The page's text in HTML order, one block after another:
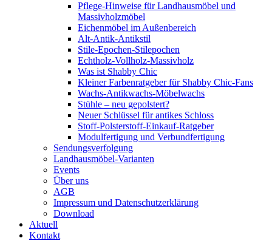
Pflege-Hinweise für Landhausmöbel und
Massivholzmöbel
Eichenmöbel im Außenbereich
Alt-Antik-Antikstil
Stile-Epochen-Stilepochen
Echtholz-Vollholz-Massivholz
Was ist Shabby Chic
Kleiner Farbenratgeber für Shabby Chic-Fans
Wachs-Antikwachs-Möbelwachs
Stühle – neu gepolstert?
Neuer Schlüssel für antikes Schloss
Stoff-Polsterstoff-Einkauf-Ratgeber
Modulfertigung und Verbundfertigung
Sendungsverfolgung
Landhausmöbel-Varianten
Events
Über uns
AGB
Impressum und Datenschutzerklärung
Download
Aktuell
Kontakt